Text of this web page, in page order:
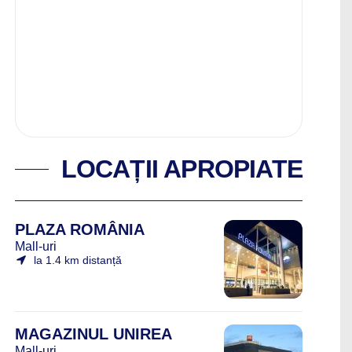
LOCAȚII APROPIATE
PLAZA ROMÂNIA
Mall-uri
la 1.4 km distanță
MAGAZINUL UNIREA